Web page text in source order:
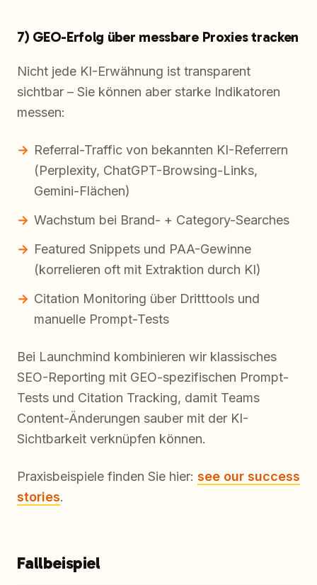
7) GEO-Erfolg über messbare Proxies tracken
Nicht jede KI-Erwähnung ist transparent
sichtbar – Sie können aber starke Indikatoren
messen:
Referral-Traffic von bekannten KI-Referrern
(Perplexity, ChatGPT-Browsing-Links,
Gemini-Flächen)
Wachstum bei Brand- + Category-Searches
Featured Snippets und PAA-Gewinne
(korrelieren oft mit Extraktion durch KI)
Citation Monitoring über Dritttools und
manuelle Prompt-Tests
Bei Launchmind kombinieren wir klassisches
SEO-Reporting mit GEO-spezifischen Prompt-
Tests und Citation Tracking, damit Teams
Content-Änderungen sauber mit der KI-
Sichtbarkeit verknüpfen können.
Praxisbeispiele finden Sie hier: see our success
stories.
Fallbeispiel